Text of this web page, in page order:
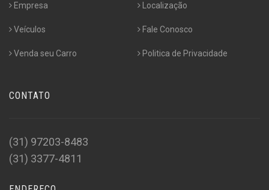
Empresa
Veículos
Venda seu Carro
Localização
Fale Conosco
Politica de Privacidade
CONTATO
(31) 97203-8483
(31) 3377-4811